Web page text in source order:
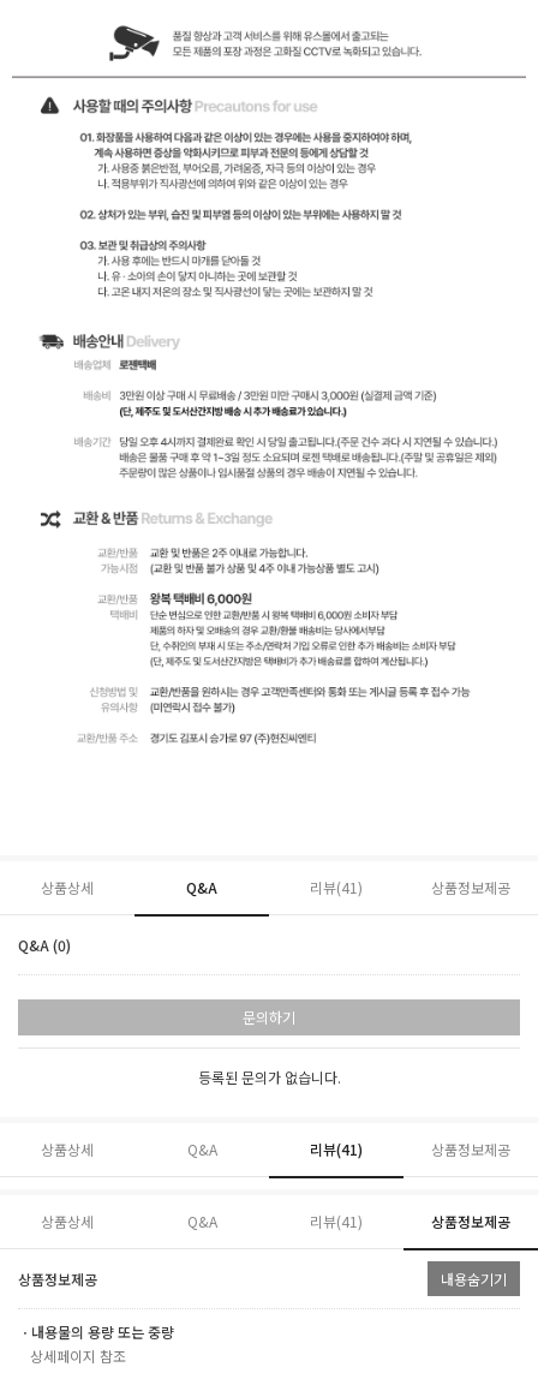
상품상세 Q&A 리뷰(41) 상품정보제공
Q&A (0)
문의하기
등록된 문의가 없습니다.
상품상세 Q&A 리뷰(41) 상품정보제공
상품상세 Q&A 리뷰(41) 상품정보제공
상품정보제공 내용숨기기
ㆍ내용물의 용량 또는 중량
상세페이지 참조